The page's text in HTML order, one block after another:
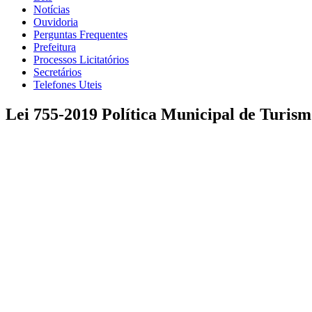
Notícias
Ouvidoria
Perguntas Frequentes
Prefeitura
Processos Licitatórios
Secretários
Telefones Uteis
Lei 755-2019 Política Municipal de